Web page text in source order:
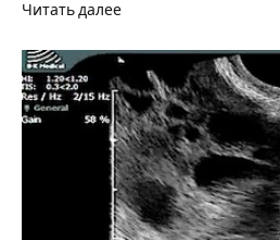
Читать далее